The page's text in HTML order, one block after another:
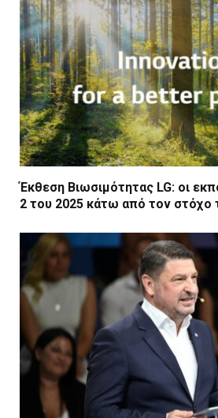
Έκθεση Βιωσιμότητας LG: οι
2 του 2025 κάτω από τον στόχο